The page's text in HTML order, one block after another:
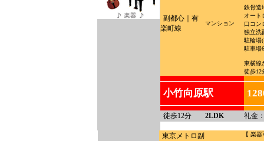
副都心｜有
楽町線
マンション
鉄骨造
オート
口コン
独立
駐輪場
駐車場
東横線
徒歩12
小竹向原駅
徒歩12分 2LDK 礼金
東京メトロ副
【 楽